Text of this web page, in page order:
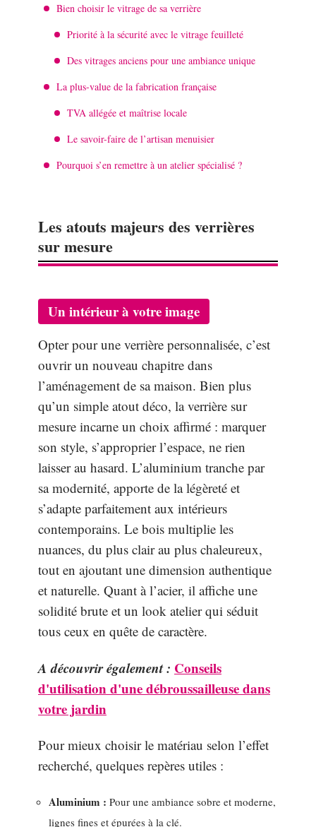
Bien choisir le vitrage de sa verrière
Priorité à la sécurité avec le vitrage feuilleté
Des vitrages anciens pour une ambiance unique
La plus-value de la fabrication française
TVA allégée et maîtrise locale
Le savoir-faire de l’artisan menuisier
Pourquoi s’en remettre à un atelier spécialisé ?
Les atouts majeurs des verrières
sur mesure
Un intérieur à votre image
Opter pour une verrière personnalisée, c’est
ouvrir un nouveau chapitre dans
l’aménagement de sa maison. Bien plus
qu’un simple atout déco, la verrière sur
mesure incarne un choix affirmé : marquer
son style, s’approprier l’espace, ne rien
laisser au hasard. L’aluminium tranche par
sa modernité, apporte de la légèreté et
s’adapte parfaitement aux intérieurs
contemporains. Le bois multiplie les
nuances, du plus clair au plus chaleureux,
tout en ajoutant une dimension authentique
et naturelle. Quant à l’acier, il affiche une
solidité brute et un look atelier qui séduit
tous ceux en quête de caractère.
A découvrir également : Conseils
d'utilisation d'une débroussailleuse dans
votre jardin
Pour mieux choisir le matériau selon l’effet
recherché, quelques repères utiles :
Aluminium : Pour une ambiance sobre et moderne,
lignes fines et épurées à la clé.